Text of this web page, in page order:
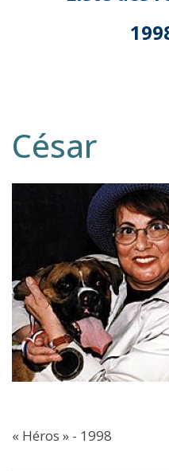
César
« Héros » - 1998